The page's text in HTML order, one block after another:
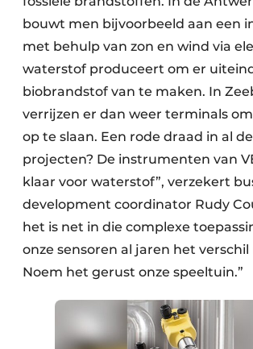
bouwt men bijvoorbeeld aan een
met behulp van zon en wind via
waterstof produceert om er
biobrandstof van te maken. In
verrijzen er dan weer terminals
op te slaan. Een rode draad in al
projecten? De instrumenten van
klaar voor waterstof”, verzekert
development coordinator Rudy
het is net in die complexe
onze sensoren al jaren het verschil
Noem het gerust onze speeltuin.”